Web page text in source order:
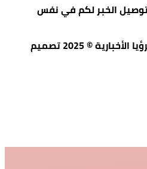
الخبر لكم في نفس
جميع الحقوق محفوظة لـ الرؤيا الأخبارية © 2025 تصميم